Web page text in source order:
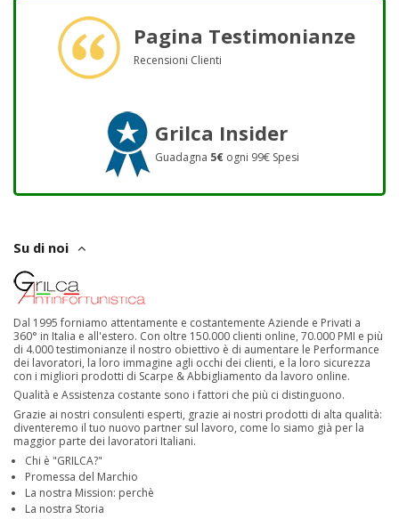
Pagina Testimonianze
Recensioni Clienti
Grilca Insider
Guadagna 5€ ogni 99€ Spesi
Su di noi
Dal 1995 forniamo attentamente e costantemente Aziende e Privati a
360° in Italia e all'estero. Con oltre 150.000 clienti online, 70.000 PMI e più
di 4.000 testimonianze il nostro obiettivo è di aumentare le Performance
dei lavoratori, la loro immagine agli occhi dei clienti, e la loro sicurezza
con i migliori prodotti di Scarpe & Abbigliamento da lavoro online.
Qualità e Assistenza costante sono i fattori che più ci distinguono.
Grazie ai nostri consulenti esperti, grazie ai nostri prodotti di alta qualità:
diventeremo il tuo nuovo partner sul lavoro, come lo siamo già per la
maggior parte dei lavoratori Italiani.
Chi è "GRILCA?"
Promessa del Marchio
La nostra Mission: perchè
La nostra Storia